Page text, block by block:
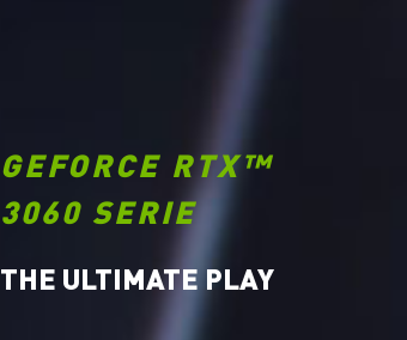
GEFORCE RTX™
3060 SERIE
THE ULTIMATE PLAY